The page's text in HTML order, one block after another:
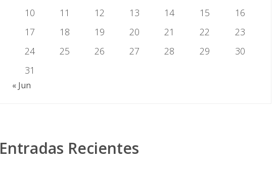
10
11 12 13 14 15
16
17
18 19 20 21 22
23
24
25 26 27 28 29
30
31
« Jun
Entradas Recientes